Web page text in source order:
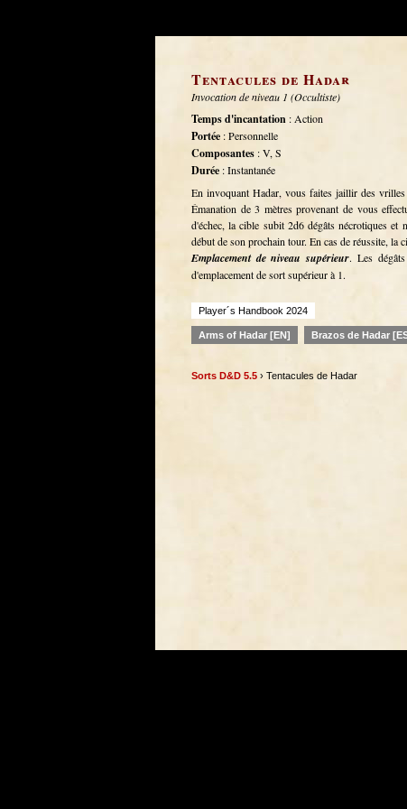
Tentacules de Hadar
Invocation de niveau 1 (Occultiste)
Temps d'incantation : Action
Portée : Personnelle
Composantes : V, S
Durée : Instantanée
En invoquant Hadar, vous faites jaillir des
Émanation de 3 mètres provenant de vous
d'échec, la cible subit 2d6 dégâts nécrotiques et
début de son prochain tour. En cas de réussite, la
Emplacement de niveau supérieur. Les
d'emplacement de sort supérieur à 1.
Player´s Handbook 2024
Arms of Hadar [EN] Brazos de Hadar
Sorts D&D 5.5 › Tentacules de Hadar